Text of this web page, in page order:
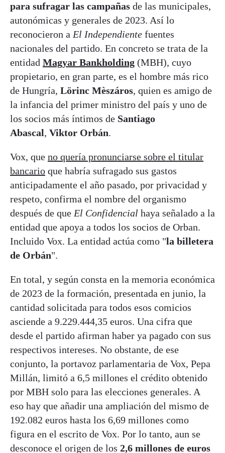
para sufragar las campañas de las municipales,
autonómicas y generales de 2023. Así lo
reconocieron a El Independiente fuentes
nacionales del partido. En concreto se trata de la
entidad Magyar Bankholding (MBH), cuyo
propietario, en gran parte, es el hombre más rico
de Hungría, Lörinc Mèszáros, quien es amigo de
la infancia del primer ministro del país y uno de
los socios más íntimos de Santiago
Abascal, Viktor Orbán.
Vox, que no quería pronunciarse sobre el titular
bancario que habría sufragado sus gastos
anticipadamente el año pasado, por privacidad y
respeto, confirma el nombre del organismo
después de que El Confidencial haya señalado a la
entidad que apoya a todos los socios de Orban.
Incluido Vox. La entidad actúa como "la billetera
de Orbán".
En total, y según consta en la memoria económica
de 2023 de la formación, presentada en junio, la
cantidad solicitada para todos esos comicios
asciende a 9.229.444,35 euros. Una cifra que
desde el partido afirman haber ya pagado con sus
respectivos intereses. No obstante, de ese
conjunto, la portavoz parlamentaria de Vox, Pepa
Millán, limitó a 6,5 millones el crédito obtenido
por MBH solo para las elecciones generales. A
eso hay que añadir una ampliación del mismo de
192.082 euros hasta los 6,69 millones como
figura en el escrito de Vox. Por lo tanto, aun se
desconoce el origen de los 2,6 millones de euros